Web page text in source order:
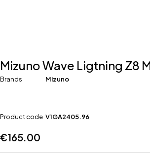
Mizuno Wave Ligtning Z8
Brands Mizuno
Product code V1GA2405.96
€165.00